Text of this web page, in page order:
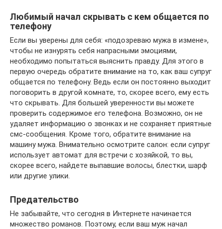
Любимый начал скрывать с кем общается по
телефону
Если вы уверены для себя: «подозреваю мужа в измене»,
чтобы не изнурять себя напрасными эмоциями,
необходимо попытаться выяснить правду. Для этого в
первую очередь обратите внимание на то, как ваш супруг
общается по телефону. Ведь если он постоянно выходит
поговорить в другой комнате, то, скорее всего, ему есть
что скрывать. Для большей уверенности вы можете
проверить содержимое его телефона. Возможно, он не
удаляет информацию о звонках и не сохраняет приятные
смс-сообщения. Кроме того, обратите внимание на
машину мужа. Внимательно осмотрите салон: если супруг
использует автомат для встречи с хозяйкой, то вы,
скорее всего, найдете выпавшие волосы, блестки, шарф
или другие улики.
Предательство
Не забывайте, что сегодня в Интернете начинается
множество романов. Поэтому, если ваш муж начал